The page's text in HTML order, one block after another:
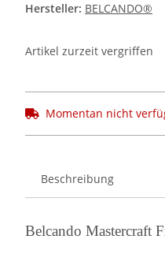
Hersteller: BELCANDO®
Artikel zurzeit vergriffen
Momentan nicht
Beschreibung
Belcando Mastercraft